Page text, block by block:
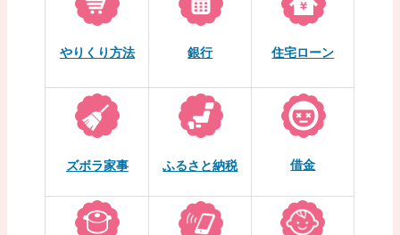
やりくり方法 銀行 住宅ローン
ズボラ家事 ふるさと納税 借金